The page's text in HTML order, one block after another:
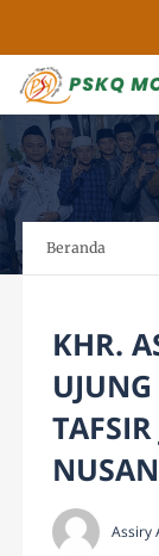
Beranda
KHR.
Assiry